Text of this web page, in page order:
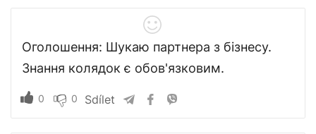
Оголошення: Шукаю партнера з бізнесу.
Знання колядок є обов'язковим.
0 0 Sdílet